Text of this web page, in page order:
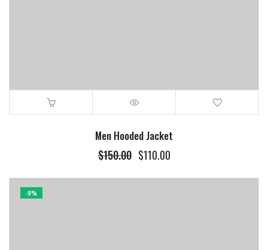
Men Hooded Jacket
$150.00 $110.00
-9%